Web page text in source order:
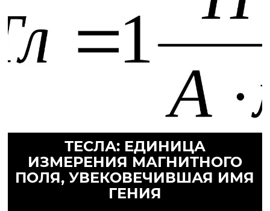
ТЕСЛА: ЕДИНИЦА
ИЗМЕРЕНИЯ МАГНИТНОГО
ПОЛЯ, УВЕКОВЕЧИВШАЯ ИМЯ
ГЕНИЯ